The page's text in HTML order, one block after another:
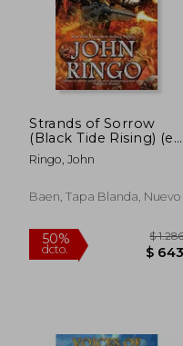
40%
Strands of Sorrow
(Black Tide Rising) (en
Inglés)
Ringo, John
Baen, Tapa Blanda, Nuevo